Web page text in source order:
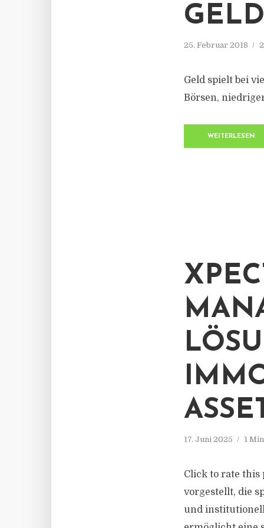
25. Februar 2018
Geld spielt bei
Börsen,
WEITERLESEN
17. Juni 2025 1
Click to rate this
vorgestellt, die
und